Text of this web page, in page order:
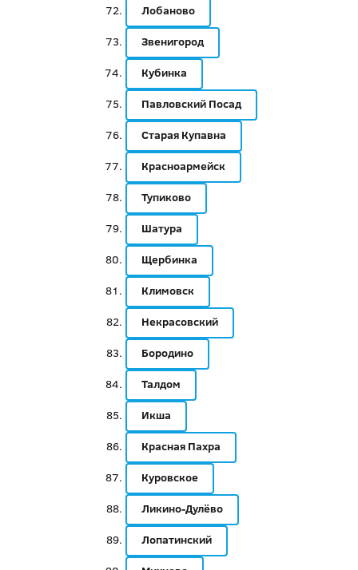
Лобаново
Звенигород
Кубинка
Павловский Посад
Старая Купавна
Красноармейск
Тупиково
Шатура
Щербинка
Климовск
Некрасовский
Бородино
Талдом
Икша
Красная Пахра
Куровское
Ликино-Дулёво
Лопатинский